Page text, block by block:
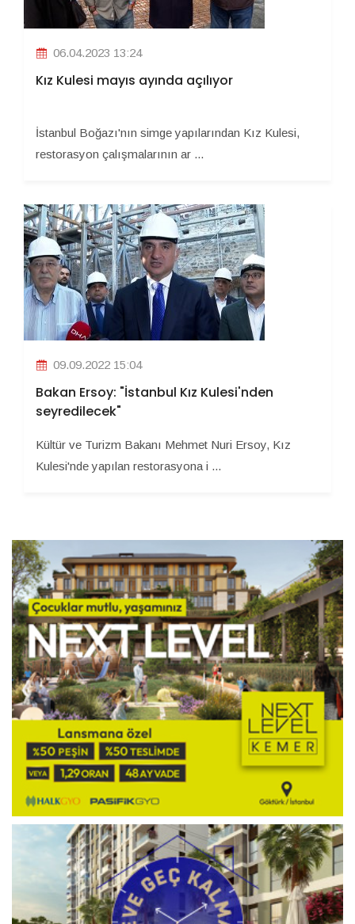
06.04.2023 13:24
Kız Kulesi mayıs ayında açılıyor
İstanbul Boğazı'nın simge yapılarından Kız Kulesi,
restorasyon çalışmalarının ar ...
09.09.2022 15:04
Bakan Ersoy: "İstanbul Kız Kulesi'nden
seyredilecek"
Kültür ve Turizm Bakanı Mehmet Nuri Ersoy, Kız
Kulesi'nde yapılan restorasyona i ...